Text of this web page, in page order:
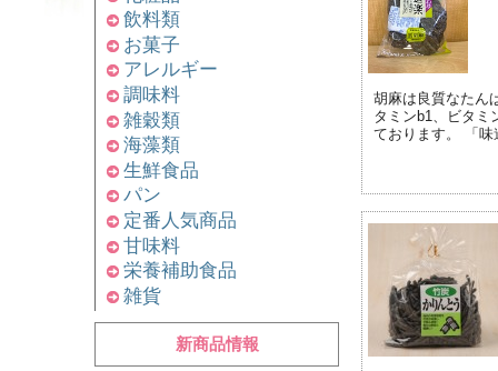
胡麻は良質なたん
タミンb1、ビタミ
ております。 「
飲料類
お菓子
アレルギー
調味料
雑穀類
海藻類
生鮮食品
パン
定番人気商品
甘味料
栄養補助食品
雑貨
新商品情報